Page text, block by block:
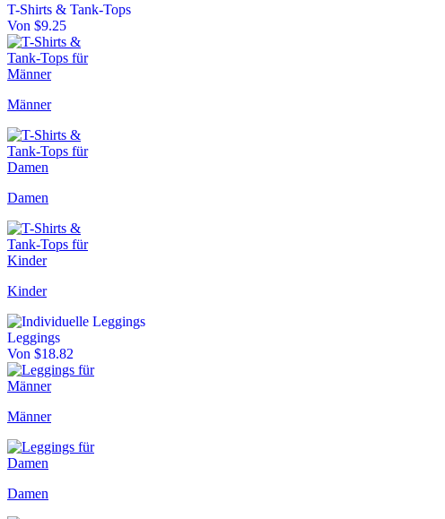
T-Shirts & Tank-Tops
Von $9.25
Männer
Damen
Kinder
Leggings
Von $18.82
Männer
Damen